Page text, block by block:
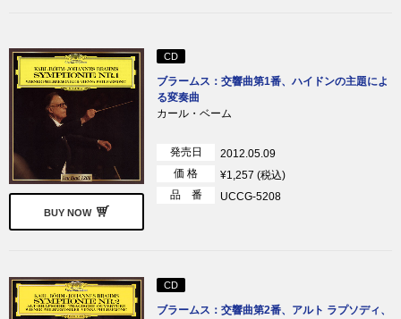
BUY NOW
CD
ブラームス：交響曲第1番、ハイドンの主題によ
る変奏曲
カール・ベーム
発売日
2012.05.09
価 格
¥1,257 (税込)
品 番
UCCG-5208
CD
ブラームス：交響曲第2番、アルト ラプソディ、